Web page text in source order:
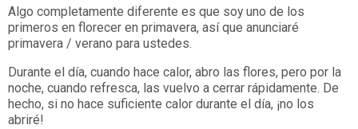
Algo completamente diferente es que soy uno de los
primeros en florecer en primavera, así que anunciaré
primavera / verano para ustedes.
Durante el día, cuando hace calor, abro las flores, pero por la
noche, cuando refresca, las vuelvo a cerrar rápidamente. De
hecho, si no hace suficiente calor durante el día, ¡no los
abriré!